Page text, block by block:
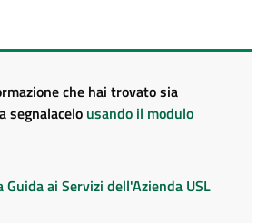
che hai trovato sia
segnalacelo usando il modulo
Guida ai Servizi dell'Azienda USL